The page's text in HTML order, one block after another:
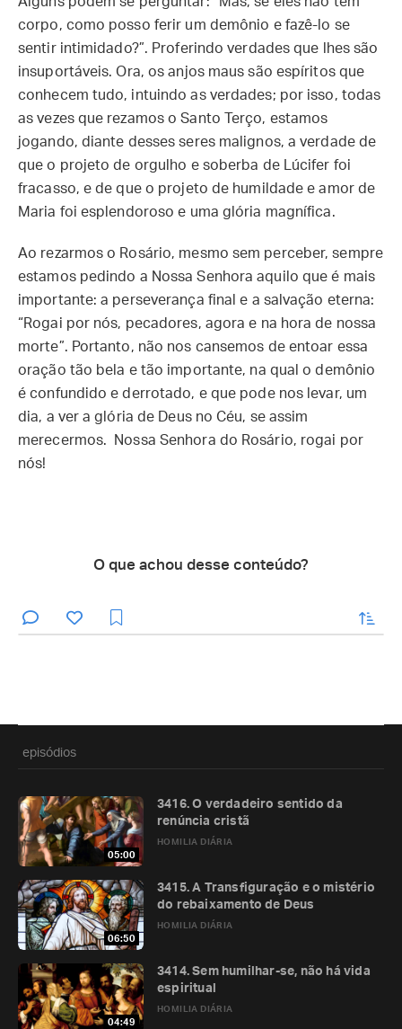
corpo, como posso ferir um demônio e fazê-lo se
sentir intimidado?”. Proferindo verdades que lhes são
insuportáveis. Ora, os anjos maus são espíritos que
conhecem tudo, intuindo as verdades; por isso, todas
as vezes que rezamos o Santo Terço, estamos
jogando, diante desses seres malignos, a verdade de
que o projeto de orgulho e soberba de Lúcifer foi
fracasso, e de que o projeto de humildade e amor de
Maria foi esplendoroso e uma glória magnífica.
Ao rezarmos o Rosário, mesmo sem perceber, sempre
estamos pedindo a Nossa Senhora aquilo que é mais
importante: a perseverança final e a salvação eterna:
“Rogai por nós, pecadores, agora e na hora de nossa
morte”. Portanto, não nos cansemos de entoar essa
oração tão bela e tão importante, na qual o demônio
é confundido e derrotado, e que pode nos levar, um
dia, a ver a glória de Deus no Céu, se assim
merecermos. Nossa Senhora do Rosário, rogai por
nós!
O que achou desse conteúdo?
enviar
episódios
05:00
HOMILIA DIÁRIA
3416. O verdadeiro sentido da
renúncia cristã
06:50
HOMILIA DIÁRIA
3415. A Transfiguração e o mistério
do rebaixamento de Deus
04:49
HOMILIA DIÁRIA
3414. Sem humilhar-se, não há vida
espiritual